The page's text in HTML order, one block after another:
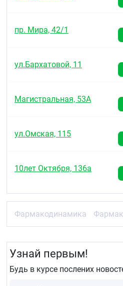
пр. Мира, 42/1
ул.Бархатовой, 11
Магистральная, 53А
ул.Омская, 115
10лет Октября, 136а
Фармакодинамика
Узнай первым!
Будь в курсе послених